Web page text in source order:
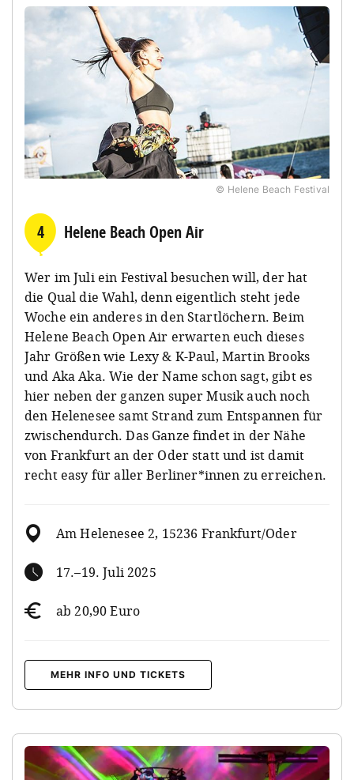
© Helene Beach Festival
4 Helene Beach Open Air
Wer im Juli ein Festival besuchen will, der hat
die Qual die Wahl, denn eigentlich steht jede
Woche ein anderes in den Startlöchern. Beim
Helene Beach Open Air erwarten euch dieses
Jahr Größen wie Lexy & K-Paul, Martin Brooks
und Aka Aka. Wie der Name schon sagt, gibt es
hier neben der ganzen super Musik auch noch
den Helenesee samt Strand zum Entspannen für
zwischendurch. Das Ganze findet in der Nähe
von Frankfurt an der Oder statt und ist damit
recht easy für aller Berliner*innen zu erreichen.
Am Helenesee 2, 15236 Frankfurt/Oder
17.–19. Juli 2025
ab 20,90 Euro
MEHR INFO UND TICKETS